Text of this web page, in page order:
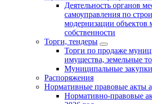
Деятельность органов
самоуправления по
модернизации объектов
собственности
Торги, тендеры
Торги по продаже
имущества, земельные
Муниципальные закупки
Распоряжения
Нормативные правовые акты
Нормативно-правовые